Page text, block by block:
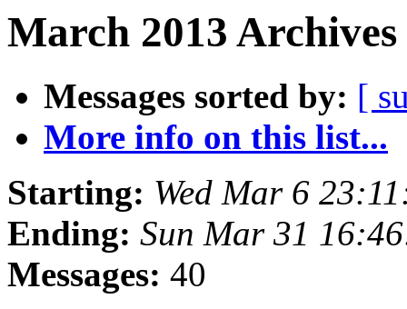
March 2013
Messages sorted by: [
More info on this list...
Starting: Wed Mar 6
Ending: Sun Mar 31
Messages: 40